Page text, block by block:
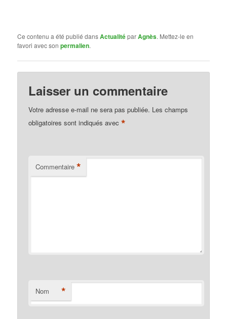
Ce contenu a été publié dansActualitéparAgnès. Mettez-le en
favori avec sonpermalien.
Laisser un commentaire
Votre adresse e-mail ne sera pas publiée. Les champs
obligatoires sont indiqués avec*
Commentaire *
Nom *